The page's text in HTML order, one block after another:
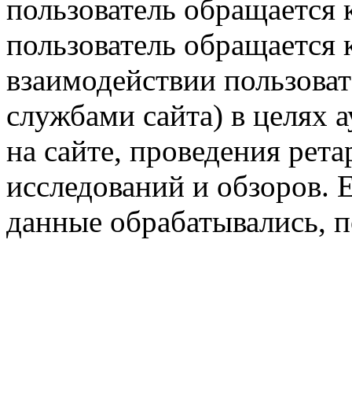
пользователь обращается
пользователь обращается
взаимодействии
службами сайта) в целях
на сайте, проведения
исследований и обзоров.
данные обрабатывались,